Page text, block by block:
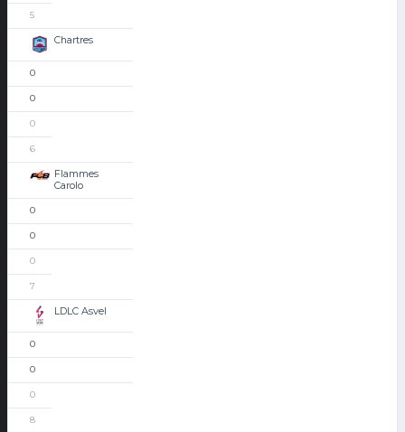
5
Chartres
0
0
0
6
Flammes
Carolo
0
0
0
7
LDLC Asvel
0
0
0
8